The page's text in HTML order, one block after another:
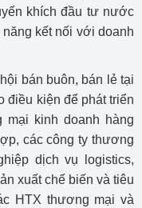
khích đầu tư nước
kết nối với doanh
bán buôn, bán lẻ tại
điều kiện để phát triển
mại kinh doanh hàng
các công ty thương
dịch vụ logistics,
xuất chế biến và tiêu
HTX thương mại và